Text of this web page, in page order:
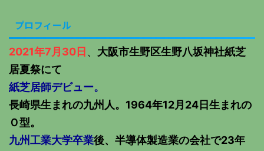
プロフィール
2021年7月30日 、 大阪市生野区生野八坂神社紙芝
居夏祭にて
紙芝居師デビュー。
長崎県生まれの九州人。1964年12月24日生まれの
Ｏ型。
九州工業大学卒業後、半導体製造業の会社で23年